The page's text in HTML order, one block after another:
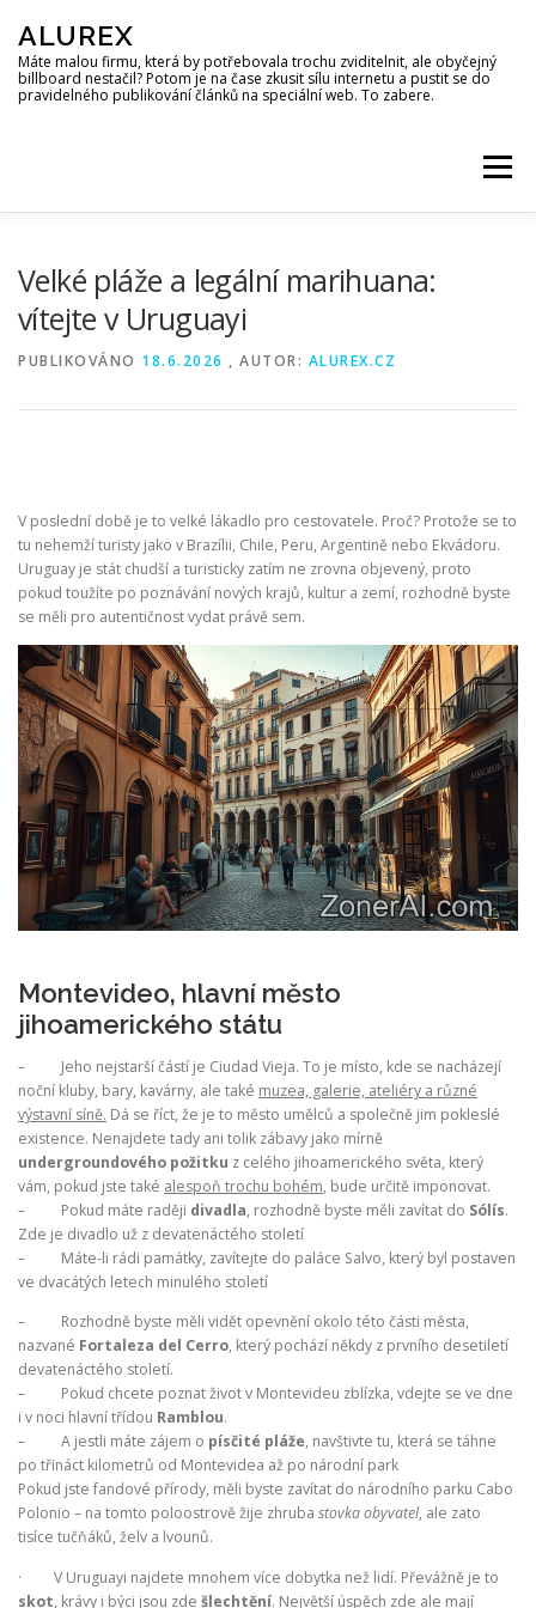
obsah
ALUREX
Máte malou firmu, která by potřebovala trochu zviditelnit, ale obyčejný
billboard nestačil? Potom je na čase zkusit sílu internetu a pustit se do
pravidelného publikování článků na speciální web. To zabere.
Menu
Velké pláže a legální marihuana:
vítejte v Uruguayi
PUBLIKOVÁNO 18.6.2026 , AUTOR: ALUREX.CZ
V poslední době je to velké lákadlo pro cestovatele. Proč? Protože se to
tu nehemží turisty jako v Brazílii, Chile, Peru, Argentině nebo Ekvádoru.
Uruguay je stát chudší a turisticky zatím ne zrovna objevený, proto
pokud toužíte po poznávání nových krajů, kultur a zemí, rozhodně byste
se měli pro autentičnost vydat právě sem.
Montevideo, hlavní město
jihoamerického státu
– Jeho nejstarší částí je Ciudad Vieja. To je místo, kde se nacházejí
noční kluby, bary, kavárny, ale také muzea, galerie, ateliéry a různé
výstavní síně. Dá se říct, že je to město umělců a společně jim pokleslé
existence. Nenajdete tady ani tolik zábavy jako mírně
undergroundového požitku z celého jihoamerického světa, který
vám, pokud jste také alespoň trochu bohém, bude určitě imponovat.
– Pokud máte raději divadla, rozhodně byste měli zavítat do Sólís.
Zde je divadlo už z devatenáctého století
– Máte-li rádi památky, zavítejte do paláce Salvo, který byl postaven
ve dvacátých letech minulého století
– Rozhodně byste měli vidět opevnění okolo této části města,
nazvané Fortaleza del Cerro, který pochází někdy z prvního desetiletí
devatenáctého století.
– Pokud chcete poznat život v Montevideu zblízka, vdejte se ve dne
i v noci hlavní třídou Ramblou.
– A jestli máte zájem o písčité pláže, navštivte tu, která se táhne
po třináct kilometrů od Montevidea až po národní park
Pokud jste fandové přírody, měli byste zavítat do národního parku Cabo
Polonio – na tomto poloostrově žije zhruba stovka obyvatel, ale zato
tisíce tučňáků, želv a lvounů.
· V Uruguayi najdete mnohem více dobytka než lidí. Převážně je to
skot, krávy i býci jsou zde šlechtění. Největší úspěch zde ale mají